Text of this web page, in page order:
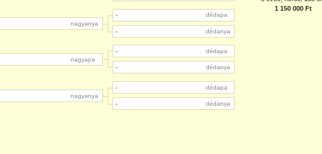
nagyanya
nagyapa
nagyanya
- dédapa
- dédanya
- dédapa
- dédanya
- dédapa
- dédanya